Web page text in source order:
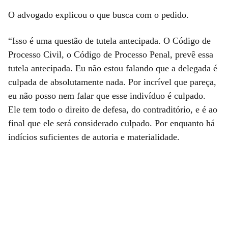
O advogado explicou o que busca com o pedido.
“Isso é uma questão de tutela antecipada. O Código de
Processo Civil, o Código de Processo Penal, prevê essa
tutela antecipada. Eu não estou falando que a delegada é
culpada de absolutamente nada. Por incrível que pareça,
eu não posso nem falar que esse indivíduo é culpado.
Ele tem todo o direito de defesa, do contraditório, e é ao
final que ele será considerado culpado. Por enquanto há
indícios suficientes de autoria e materialidade.